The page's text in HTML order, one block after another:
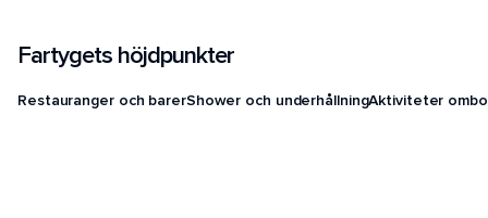
Fartygets höjdpunkter
Restauranger och barerShower och underhållningAktiviteter